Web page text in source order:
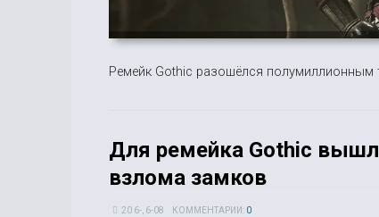
Ремейк Gothic разошёлся полумиллионным
Для ремейка Gothic
взлома замков
20 6-, 6-08 КОММЕНТАРИИ: 0